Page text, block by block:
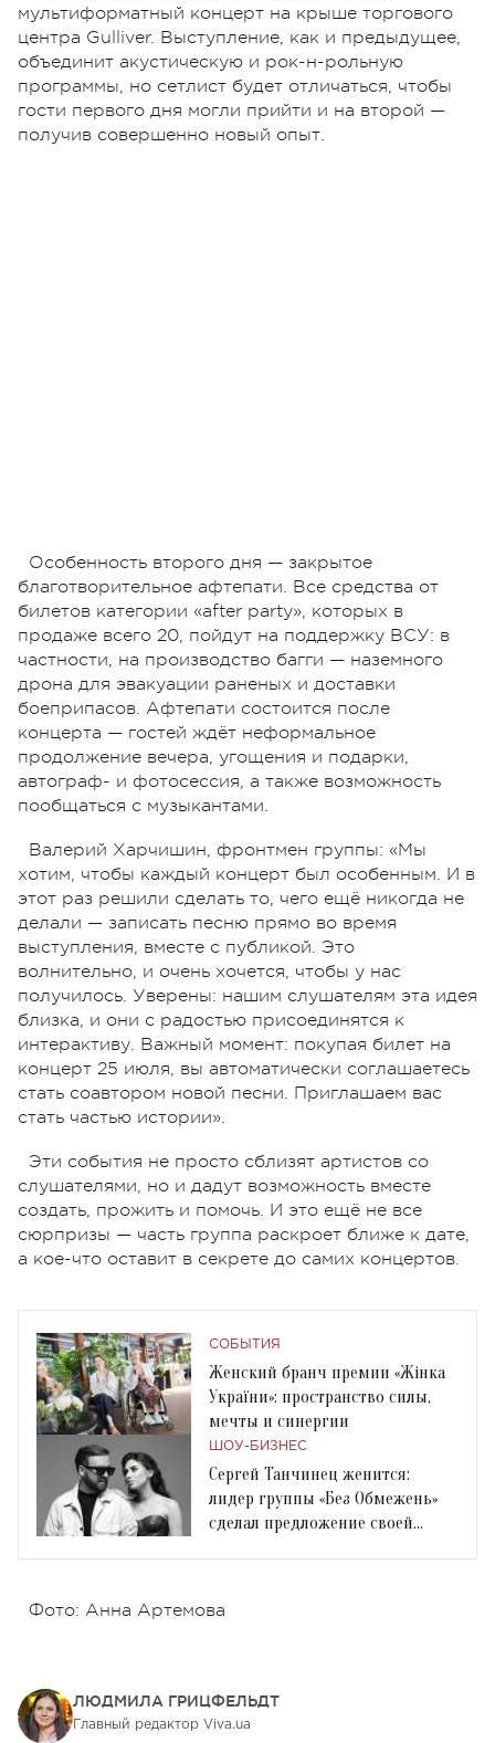
мультиформатный концерт на крыше торгового
центра Gulliver. Выступление, как и предыдущее,
объединит акустическую и рок-н-рольную
программы, но сетлист будет отличаться, чтобы
гости первого дня могли прийти и на второй —
получив совершенно новый опыт.
Особенность второго дня — закрытое
благотворительное афтепати. Все средства от
билетов категории «after party», которых в
продаже всего 20, пойдут на поддержку ВСУ: в
частности, на производство багги — наземного
дрона для эвакуации раненых и доставки
боеприпасов. Афтепати состоится после
концерта — гостей ждёт неформальное
продолжение вечера, угощения и подарки,
автограф- и фотосессия, а также возможность
пообщаться с музыкантами.
Валерий Харчишин, фронтмен группы: «Мы
хотим, чтобы каждый концерт был особенным. И в
этот раз решили сделать то, чего ещё никогда не
делали — записать песню прямо во время
выступления, вместе с публикой. Это
волнительно, и очень хочется, чтобы у нас
получилось. Уверены: нашим слушателям эта идея
близка, и они с радостью присоединятся к
интерактиву. Важный момент: покупая билет на
концерт 25 июля, вы автоматически соглашаетесь
стать соавтором новой песни. Приглашаем вас
стать частью истории».
Эти события не просто сблизят артистов со
слушателями, но и дадут возможность вместе
создать, прожить и помочь. И это ещё не все
сюрпризы — часть группа раскроет ближе к дате,
а кое-что оставит в секрете до самих концертов.
СОБЫТИЯ
Женский бранч премии «Жінка
України»: пространство силы,
мечты и синергии
ШОУ-БИЗНЕС
Сергей Танчинец женится:
лидер группы «Без Обмежень»
сделал предложение своей
Фото: Анна Артемова
ЛЮДМИЛА ГРИЦФЕЛЬДТ
Главный редактор Viva.ua